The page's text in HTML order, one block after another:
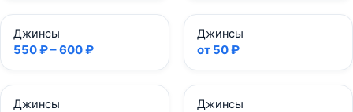
Джинсы
550 ₽ – 600 ₽
Джинсы
от 50 ₽
Джинсы Джинсы